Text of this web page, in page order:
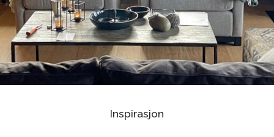
Inspirasjon